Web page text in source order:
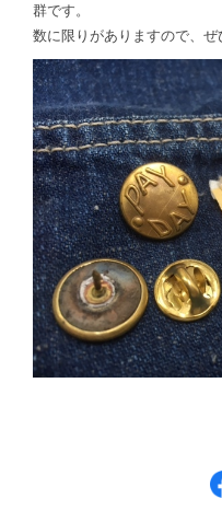
群です。
数に限りがありますので、ぜ